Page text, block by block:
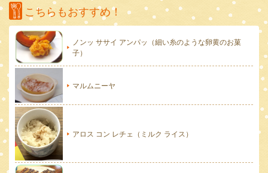
こちらもおすすめ！
ノンッ ササイ アンパッ（細い糸のような卵黄のお菓
子）
マルムニーヤ
アロス コン レチェ（ミルク ライス）